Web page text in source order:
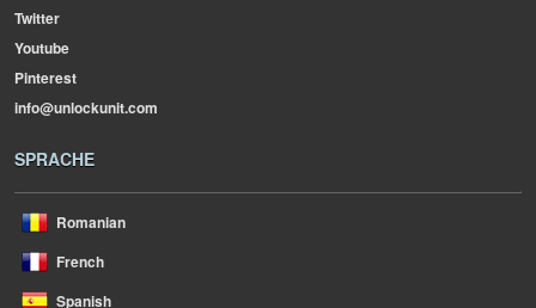
Twitter
Youtube
Pinterest
info@unlockunit.com
SPRACHE
Romanian
French
Spanish